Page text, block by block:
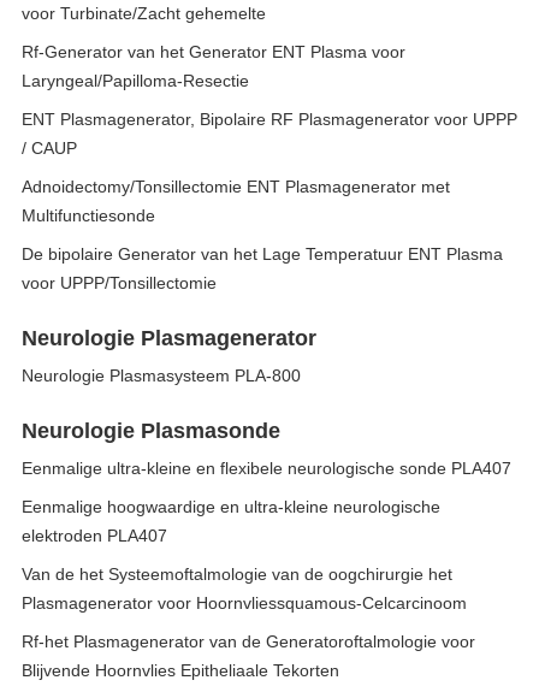
voor Turbinate/Zacht gehemelte
Rf-Generator van het Generator ENT Plasma voor
Laryngeal/Papilloma-Resectie
ENT Plasmagenerator, Bipolaire RF Plasmagenerator voor UPPP
/ CAUP
Adnoidectomy/Tonsillectomie ENT Plasmagenerator met
Multifunctiesonde
De bipolaire Generator van het Lage Temperatuur ENT Plasma
voor UPPP/Tonsillectomie
Neurologie Plasmagenerator
Neurologie Plasmasysteem PLA-800
Neurologie Plasmasonde
Eenmalige ultra-kleine en flexibele neurologische sonde PLA407
Eenmalige hoogwaardige en ultra-kleine neurologische
elektroden PLA407
Van de het Systeemoftalmologie van de oogchirurgie het
Plasmagenerator voor Hoornvliessquamous-Celcarcinoom
Rf-het Plasmagenerator van de Generatoroftalmologie voor
Blijvende Hoornvlies Epitheliaale Tekorten